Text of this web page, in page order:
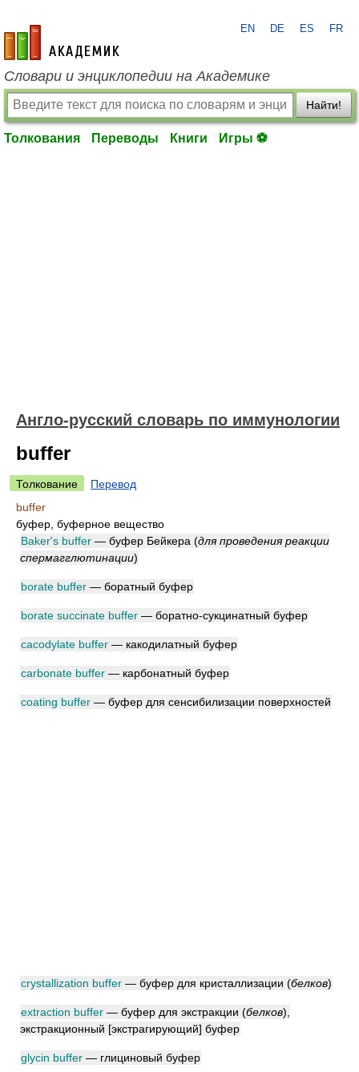
academic.ru
EN DE ES FR
Словари и энциклопедии на Академике
Найти!
Толкования Переводы Книги Игры ⚽
Англо-русский словарь по иммунологии
buffer
Толкование
Перевод
buffer
буфер, буферное вещество
Baker's buffer — буфер Бейкера (для проведения реакции
спермагглютинации)
borate buffer — боратный буфер
borate succinate buffer — боратно-сукцинатный буфер
cacodylate buffer — какодилатный буфер
carbonate buffer — карбонатный буфер
coating buffer — буфер для сенсибилизации поверхностей
crystallization buffer — буфер для кристаллизации (белков)
extraction buffer — буфер для экстракции (белков)
экстракционный [экстрагирующий] буфер
glycin buffer — глициновый буфер